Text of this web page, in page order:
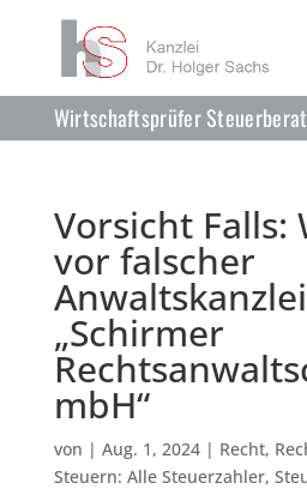
Wirtschaftsprüfer
Vorsicht Falls:
vor falscher
Anwaltskanzlei
„Schirmer
mbH“
von | Aug. 1, 2024| Recht,
Steuern: Alle Steuerzahler,